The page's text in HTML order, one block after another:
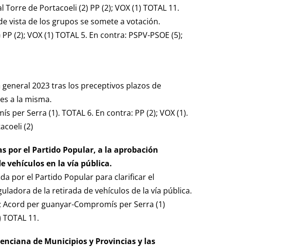
de Portacoeli (2) PP (2); VOX (1) TOTAL 11.
vista de los grupos se somete a votación.
VOX (1) TOTAL 5. En contra: PSPV-PSOE (5);
2023 tras los preceptivos plazos de
a la misma.
per Serra (1). TOTAL 6. En contra: PP (2); VOX (1).
(2)
por el Partido Popular, a la aprobación
vehículos en la vía pública.
por el Partido Popular para clarificar el
de la retirada de vehículos de la vía pública.
Acord per guanyar-Compromís per Serra (1)
11.
de Municipios y Provincias y las